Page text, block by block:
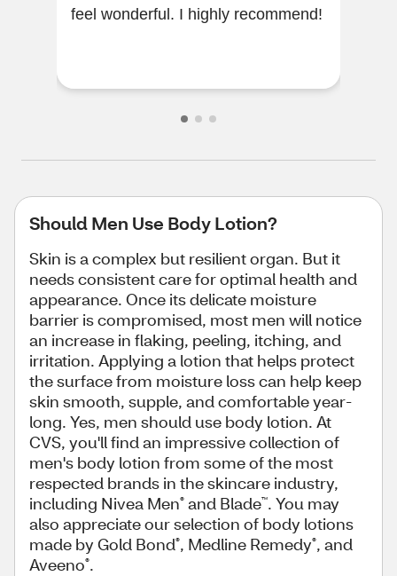
feel wonderful. I highly recommend!
Should Men Use Body Lotion?
Skin is a complex but resilient organ. But it
needs consistent care for optimal health and
appearance. Once its delicate moisture
barrier is compromised, most men will notice
an increase in flaking, peeling, itching, and
irritation. Applying a lotion that helps protect
the surface from moisture loss can help keep
skin smooth, supple, and comfortable year-
long. Yes, men should use body lotion. At
CVS, you'll find an impressive collection of
men's body lotion from some of the most
respected brands in the skincare industry,
including Nivea Men® and Blade™. You may
also appreciate our selection of body lotions
made by Gold Bond®, Medline Remedy®, and
Aveeno®.